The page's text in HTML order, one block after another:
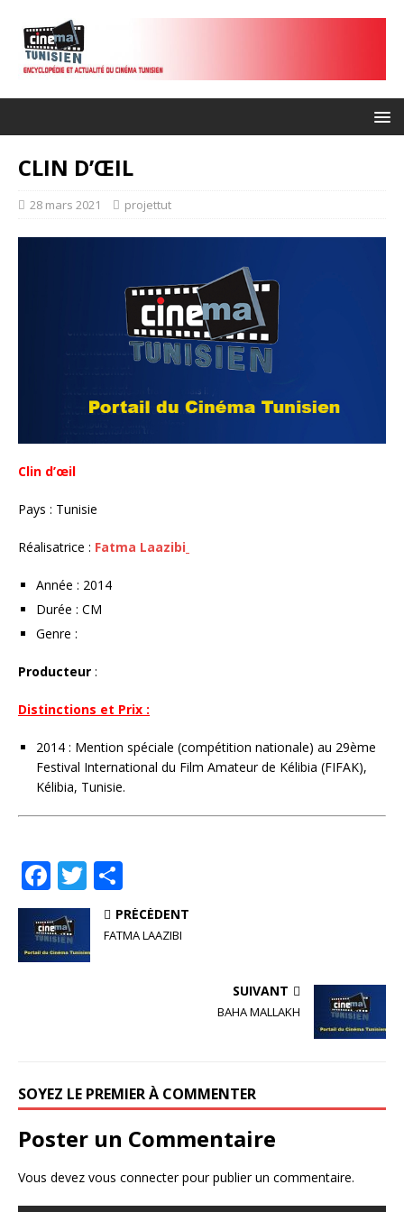
CLIN D’ŒIL
28 mars 2021 projettut
Clin d’œil
Pays : Tunisie
Réalisatrice : Fatma Laazibi
Année : 2014
Durée : CM
Genre :
Producteur :
Distinctions et Prix :
2014 : Mention spéciale (compétition nationale) au 29ème
Festival International du Film Amateur de Kélibia (FIFAK),
Kélibia, Tunisie.
F
a
c
e
T
w
it
te
ar
ta
PRÉCÉDENT
FATMA LAAZIBI
SUIVANT
BAHA MALLAKH
SOYEZ LE PREMIER À COMMENTER
Poster un Commentaire
Vous devez vous connecterpour publier un commentaire.